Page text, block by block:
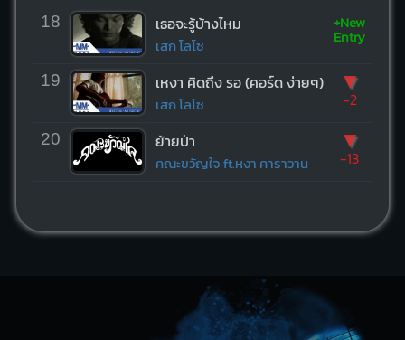
18 เธอจะรู้บ้างไหม
เสก โลโซ
+New
Entry
19 เหงา คิดถึง รอ (คอร์ด ง่ายๆ)
เสก โลโซ
▼
-2
20 ย้ายป่า
คณะขวัญใจ ft.หงา คาราวาน
▼
-13